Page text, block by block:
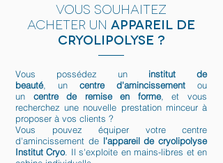
Vous souhaitez
acheter un appareil de
cryolipolyse ?
Vous possédez un institut de
beauté, un centre d'amincissement ou
un centre de remise en forme, et vous
recherchez une nouvelle prestation minceur à
proposer à vos clients ?
Vous pouvez équiper votre centre
d'amincissement de l'appareil de cryolipolyse
Institut Cryo. Il s'exploite en mains-libres et en